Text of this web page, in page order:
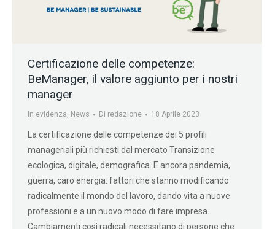
Certificazione delle competenze:
BeManager, il valore aggiunto per i nostri
manager
In evidenza, News Di redazione 18 Aprile 2023
La certificazione delle competenze dei 5 profili
manageriali più richiesti dal mercato Transizione
ecologica, digitale, demografica. E ancora pandemia,
guerra, caro energia: fattori che stanno modificando
radicalmente il mondo del lavoro, dando vita a nuove
professioni e a un nuovo modo di fare impresa.
Cambiamenti così radicali necessitano di persone che